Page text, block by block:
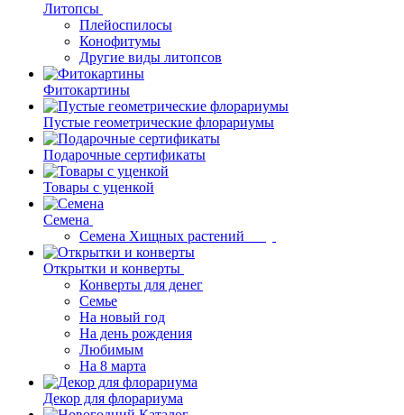
Литопсы
Плейоспилосы
Конофитумы
Другие виды литопсов
Фитокартины
Пустые геометрические флорариумы
Подарочные сертификаты
Товары с уценкой
Семена
Семена Хищных растений
Открытки и конверты
Конверты для денег
Семье
На новый год
На день рождения
Любимым
На 8 марта
Декор для флорариума